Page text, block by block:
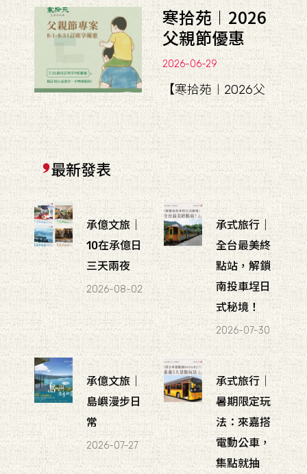
寒拾苑︱2026
父親節優惠
2026-06-29
【寒拾苑︱2026父
最新發表
承億文旅｜
10在承億日
三天兩夜
2026-08-02
承式旅行｜
全台最美終
點站，解鎖
南投車埕日
式秘境！
2026-07-30
承億文旅｜
島嶼漫步日
常
2026-07-27
承式旅行｜
暑期限定玩
法：來嘉搭
電動公車，
集點就抽